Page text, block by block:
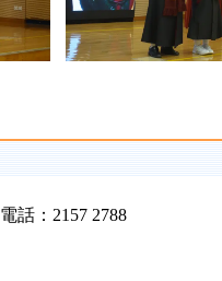
電話：2157 2788